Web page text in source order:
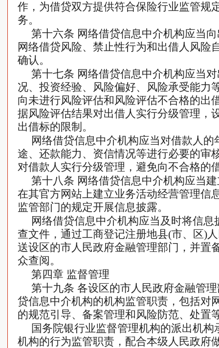
作，为借贷双方提供符合保险行业监管规
务。
第十六条 网络借贷信息中介机构应当
网络借贷风险、禁止性行为和出借人风险
确认。
第十七条 网络借贷信息中介机构应当
况、投资经验、风险偏好、风险承受能力
向未进行风险评估和风险评估不合格的出
据风险评估结果对出借人实行分级管理，
出借标的限制。
网络借贷信息中介机构应当对借款人的
途、还款能力、资信情况等进行必要的审
对借款人实行分级管理，避免向不合格的
第十八条 网络借贷信息中介机构应当
在其官方网站上建立业务活动经营管理信
监管部门的规定开展信息披露。
网络借贷信息中介机构应当及时将信
查文件，通过工商登记注册地县(市、区)
送设区的市人民政府金融管理部门，并置
众查阅。
第四章 监督管理
第十九条 各设区的市人民政府金融管
贷信息中介机构的机构监管职责，包括对
的规范引导、备案管理和风险防范、处置
国务院银行业监督管理机构的派出机
机构的行为监管职责，配合本级人民政府